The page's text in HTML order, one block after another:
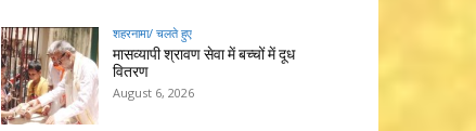
शहरनामा/ चलते हुए
मासव्यापी श्रावण सेवा में बच्चों में दूध
वितरण
August 6, 2026